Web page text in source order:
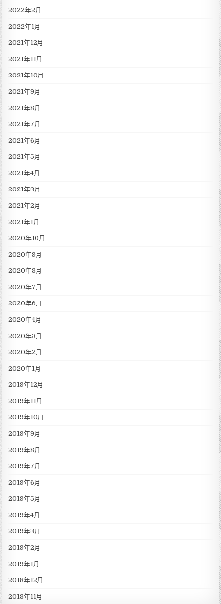
2022年2月
2022年1月
2021年12月
2021年11月
2021年10月
2021年9月
2021年8月
2021年7月
2021年6月
2021年5月
2021年4月
2021年3月
2021年2月
2021年1月
2020年10月
2020年9月
2020年8月
2020年7月
2020年6月
2020年4月
2020年3月
2020年2月
2020年1月
2019年12月
2019年11月
2019年10月
2019年9月
2019年8月
2019年7月
2019年6月
2019年5月
2019年4月
2019年3月
2019年2月
2019年1月
2018年12月
2018年11月